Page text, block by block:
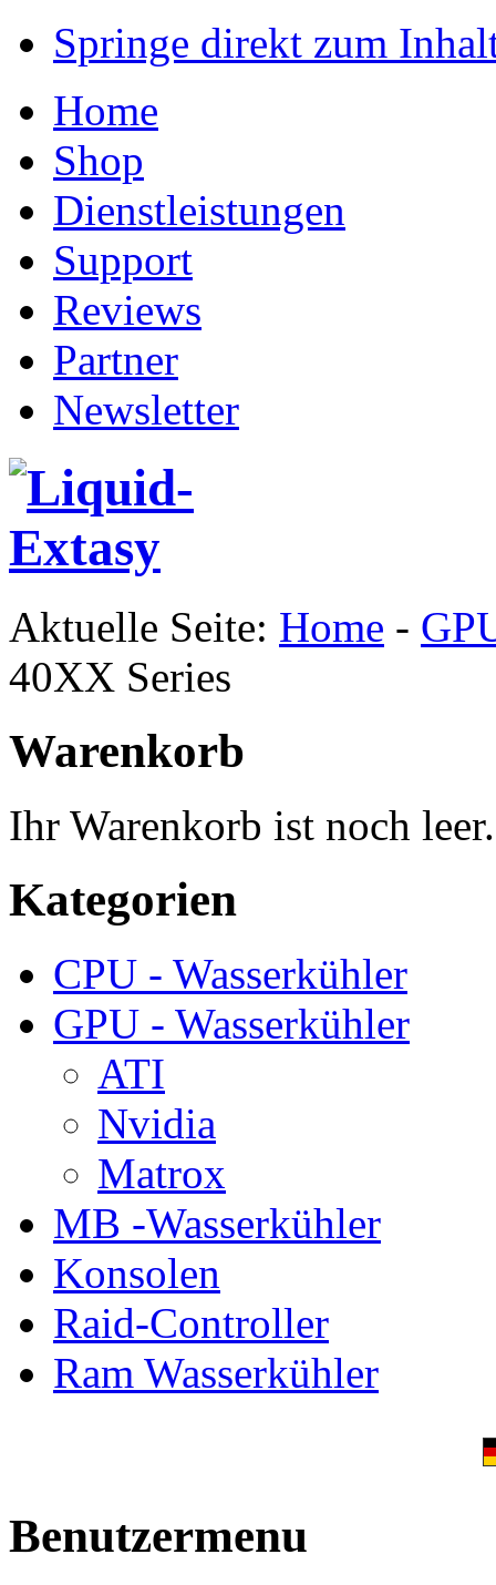
Springe direkt zum
Home
Shop
Dienstleistungen
Support
Reviews
Partner
Newsletter
Aktuelle Seite: Home -
40XX Series
Warenkorb
Ihr Warenkorb ist noch leer.
Kategorien
CPU - Wasserkühler
GPU - Wasserkühler
ATI
Nvidia
Matrox
MB -Wasserkühler
Konsolen
Raid-Controller
Ram Wasserkühler
Benutzermenu